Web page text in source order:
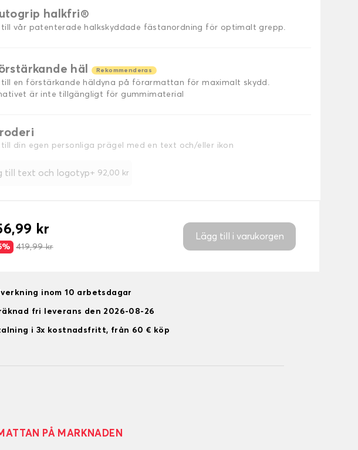
halkfri®
till vår patenterade halkskyddade fästanordning för optimalt grepp.
häl Rekommenderas
till en förstärkande häldyna på förarmattan för maximalt skydd.
är inte tillgängligt för gummimaterial
till din egen personliga prägel med en text och/eller ikon
till text och logotyp+ 92,00 kr
kr
419,99 kr
Lägg till i varukorgen
inom 10 arbetsdagar
fri leverans den 2026-08-26
i 3x kostnadsfritt, från 60 € köp
PÅ MARKNADEN